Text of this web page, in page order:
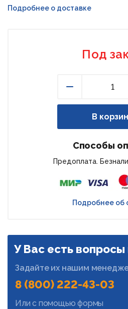
Подробнее о доставке
Под
В
Способы
Предоплата.
Подробнее об
У Вас есть вопросы
Задайте их нашим
8 (800) 222-43-03
Или с помощью формы